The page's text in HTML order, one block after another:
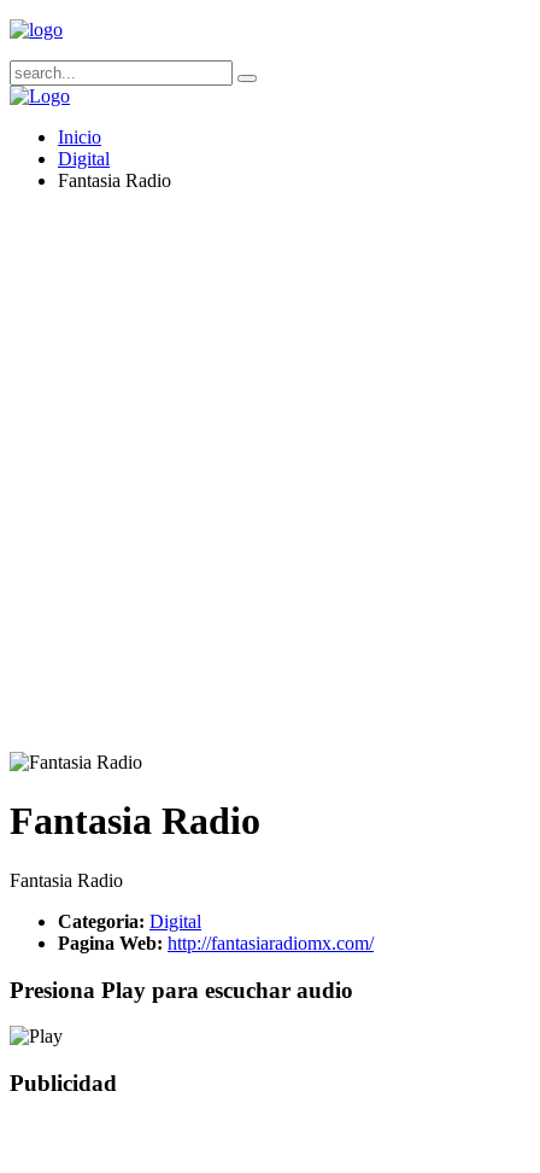
Inicio
Digital
Fantasia Radio
Fantasia Radio
Fantasia Radio
Categoria: Digital
Pagina Web: http://fantasiaradiomx.com/
Presiona Play para escuchar audio
Publicidad